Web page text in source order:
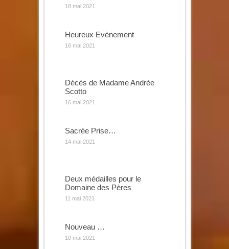
18 mai 2021
Heureux Evènement
16 mai 2021
Décès de Madame Andrée
Scotto
16 mai 2021
Sacrée Prise…
14 mai 2021
Deux médailles pour le
Domaine des Pères
11 mai 2021
Nouveau …
10 mai 2021